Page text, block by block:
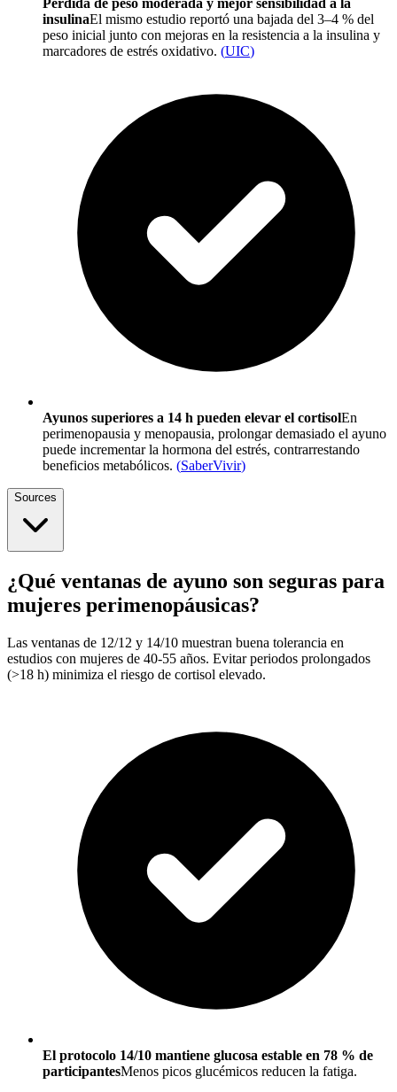
Pérdida de peso moderada y mejor sensibilidad a la
insulinaEl mismo estudio reportó una bajada del 3–4 % del
peso inicial junto con mejoras en la resistencia a la insulina y
marcadores de estrés oxidativo. (UIC)
Ayunos superiores a 14 h pueden elevar el cortisolEn
perimenopausia y menopausia, prolongar demasiado el ayuno
puede incrementar la hormona del estrés, contrarrestando
beneficios metabólicos. (SaberVivir)
Sources
¿Qué ventanas de ayuno son seguras para
mujeres perimenopáusicas?
Las ventanas de 12/12 y 14/10 muestran buena tolerancia en
estudios con mujeres de 40-55 años. Evitar periodos prolongados
(>18 h) minimiza el riesgo de cortisol elevado.
El protocolo 14/10 mantiene glucosa estable en 78 % de
participantesMenos picos glucémicos reducen la fatiga.